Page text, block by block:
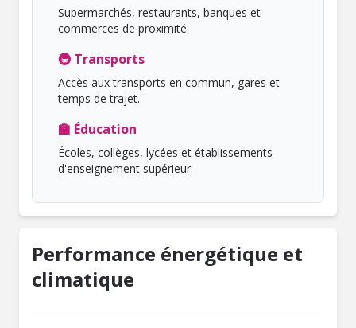
Supermarchés, restaurants, banques et
commerces de proximité.
🚇 Transports
Accès aux transports en commun, gares et
temps de trajet.
🏫 Éducation
Écoles, collèges, lycées et établissements
d'enseignement supérieur.
Performance énergétique et
climatique